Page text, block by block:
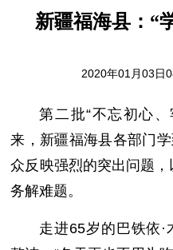
新疆福海县：“
2020年01月03日
第二批“不忘初心
来，新疆福海县各部门
众反映强烈的突出问题，
务解难题。
走进65岁的巴铁依